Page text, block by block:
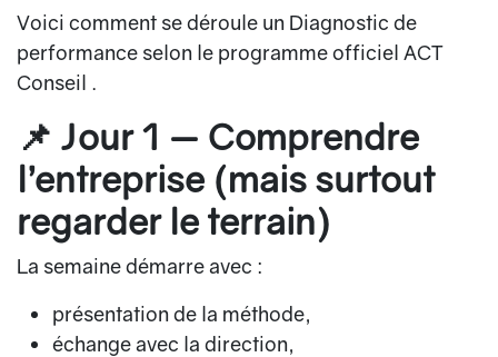
Voici comment se déroule un Diagnostic de
performance selon le programme officiel ACT
Conseil .
📌 Jour 1 — Comprendre
l’entreprise (mais surtout
regarder le terrain)
La semaine démarre avec :
présentation de la méthode,
échange avec la direction,